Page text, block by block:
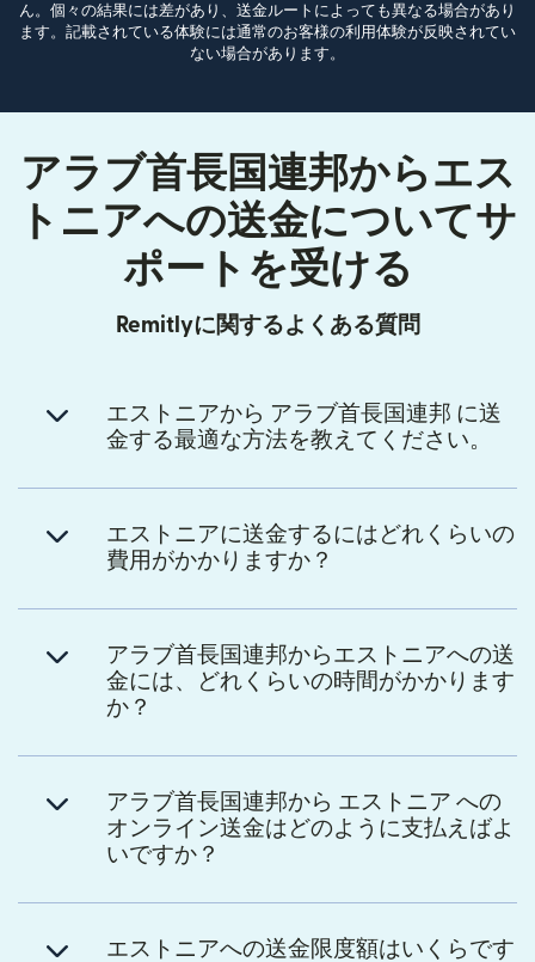
ん。個々の結果には差があり、送金ルートによっても異なる場合があり
ます。記載されている体験には通常のお客様の利用体験が反映されてい
ない場合があります。
アラブ首長国連邦からエス
トニアへの送金についてサ
ポートを受ける
Remitlyに関するよくある質問
エストニアから アラブ首長国連邦 に送
金する最適な方法を教えてください。
エストニアに送金するにはどれくらいの
費用がかかりますか？
アラブ首長国連邦からエストニアへの送
金には、どれくらいの時間がかかります
か？
アラブ首長国連邦から エストニア への
オンライン送金はどのように支払えばよ
いですか？
エストニアへの送金限度額はいくらです